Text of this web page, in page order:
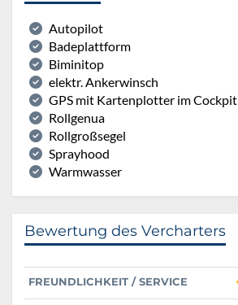
Autopilot
Badeplattform
Biminitop
elektr. Ankerwinsch
GPS mit Kartenplotter im Cockpit
Rollgenua
Rollgroßsegel
Sprayhood
Warmwasser
Bewertung des Vercharters
FREUNDLICHKEIT / SERVICE